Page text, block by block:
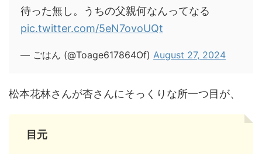
待った無し。うちの父親何なんってなる
pic.twitter.com/5eN7ovoUQt
— ごはん (@Toage617864Of) August 27, 2024
松本花林さんが杏さんにそっくりな所一つ目が、
目元